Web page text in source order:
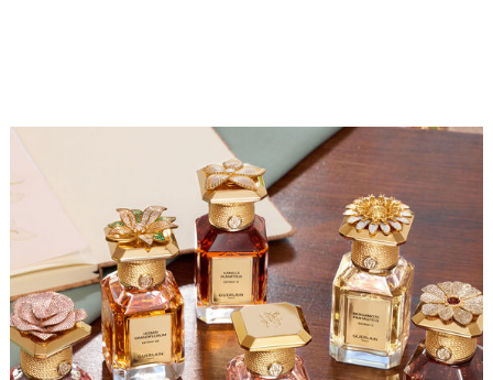
Die jeweils auf 142 Exemplare limitierten
Schmuckplatten unterstreichen die absolute Kostbarkeit
der Extraits de Parfums dieser Kollektion.
Diese Plakette wird einzeln verkauft und ist nur mit den
separat erhältlichen L’Art & La Matière Parfums und
Extraits kompatibel.